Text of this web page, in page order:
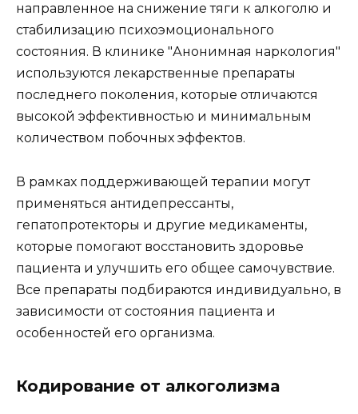
направленное на снижение тяги к алкоголю и
стабилизацию психоэмоционального
состояния. В клинике "Анонимная наркология"
используются лекарственные препараты
последнего поколения, которые отличаются
высокой эффективностью и минимальным
количеством побочных эффектов.
В рамках поддерживающей терапии могут
применяться антидепрессанты,
гепатопротекторы и другие медикаменты,
которые помогают восстановить здоровье
пациента и улучшить его общее самочувствие.
Все препараты подбираются индивидуально, в
зависимости от состояния пациента и
особенностей его организма.
Кодирование от алкоголизма